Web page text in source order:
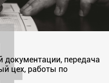
документации, передача
цех, работы по